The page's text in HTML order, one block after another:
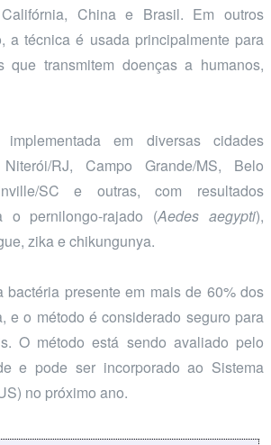
China e Brasil. Em outros
a técnica é usada principalmente para
que transmitem doenças a humanos,
em diversas cidades
RJ, Campo Grande/MS, Belo
SC e outras, com resultados
o pernilongo-rajado (Aedes aegypti),
zika e chikungunya.
bactéria presente em mais de 60% dos
e o método é considerado seguro para
O método está sendo avaliado pelo
e pode ser incorporado ao Sistema
no próximo ano.